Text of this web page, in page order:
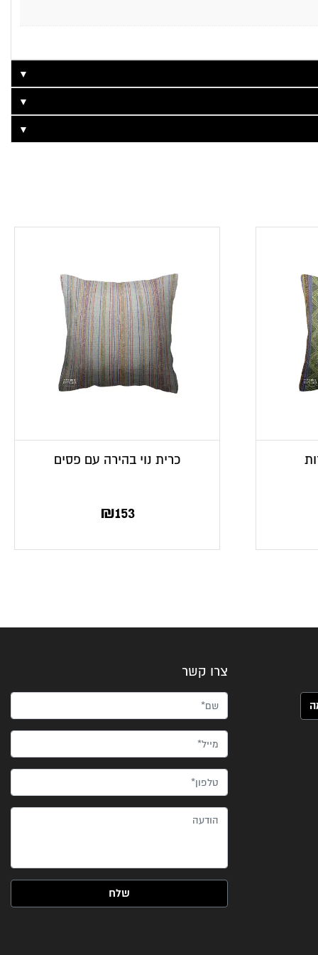
▼
▼
▼
כרית נוי בהירה עם פסים
₪153
צרו קשר
שם*
מייל*
טלפון*
הודעה